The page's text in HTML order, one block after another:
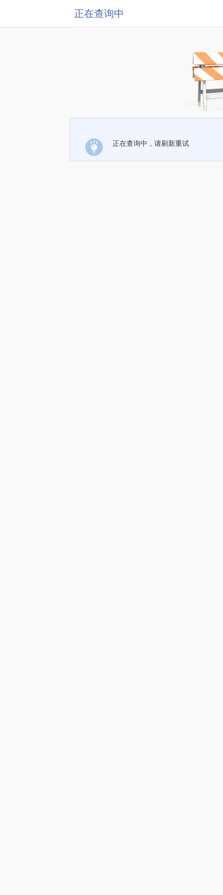
正在查询中
正在查询中，请刷新重试